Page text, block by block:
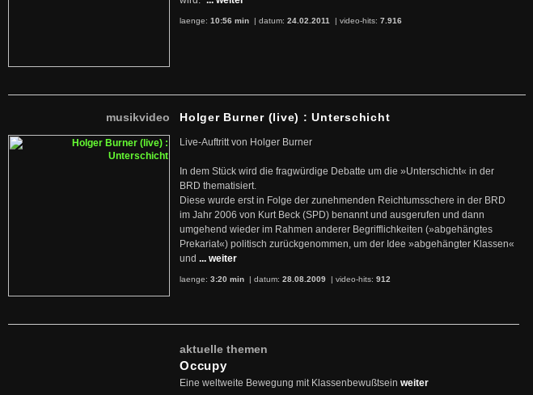
laenge: 10:56 min | datum: 24.02.2011 | video-hits: 7.916
musikvideo Holger Burner (live) : Unterschicht
Live-Auftritt von Holger Burner
In dem Stück wird die fragwürdige Debatte um die »Unterschicht« in der
BRD thematisiert.
Diese wurde erst in Folge der zunehmenden Reichtumsschere in der BRD
im Jahr 2006 von Kurt Beck (SPD) benannt und ausgerufen und dann
umgehend wieder im Rahmen anderer Begrifflichkeiten (»abgehängtes
Prekariat«) politisch zurückgenommen, um der Idee »abgehängter Klassen«
und ... weiter
laenge: 3:20 min | datum: 28.08.2009 | video-hits: 912
aktuelle themen
Occupy
Eine weltweite Bewegung mit Klassenbewußtsein weiter